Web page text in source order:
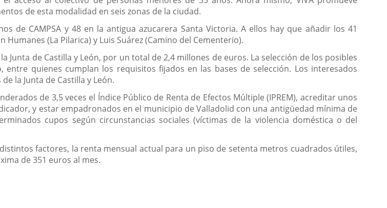
de esta modalidad en seis zonas de la ciudad.
de CAMPSA y 48 en la antigua azucarera Santa Victoria. A ellos hay que añadir los 41
(La Pilarica) y Luis Suárez (Camino del Cementerio).
Junta de Castilla y León, por un total de 2,4 millones de euros. La selección de los posibles
quienes cumplan los requisitos fijados en las bases de selección. Los interesados
la Junta de Castilla y León.
de 3,5 veces el Índice Público de Renta de Efectos Múltiple (IPREM), acreditar unos
y estar empadronados en el municipio de Valladolid con una antigüedad mínima de
cupos según circunstancias sociales (víctimas de la violencia doméstica o del
factores, la renta mensual actual para un piso de setenta metros cuadrados útiles,
de 351 euros al mes.